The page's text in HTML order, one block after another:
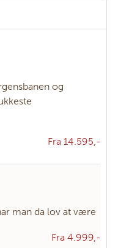
RING TIL OS
og
Fra 14.595,-
man da lov at være
Fra 4.999,-